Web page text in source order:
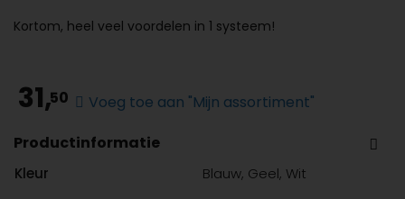
Kortom, heel veel voordelen in 1 systeem!
31,50
Voeg toe aan "Mijn assortiment"
Productinformatie
Kleur
Blauw, Geel, Wit